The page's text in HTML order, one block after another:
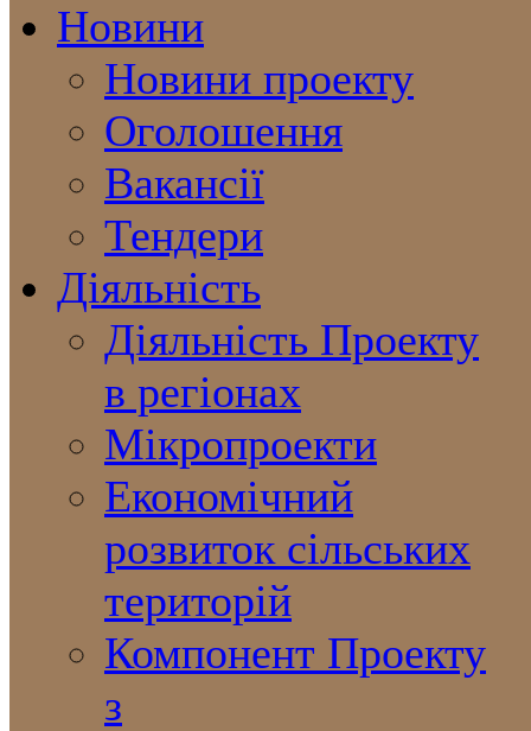
Новини
Новини проекту
Оголошення
Вакансії
Тендери
Діяльність
Діяльність Проекту
в регіонах
Мікропроекти
Економічний
розвиток сільських
територій
Компонент Проекту
з